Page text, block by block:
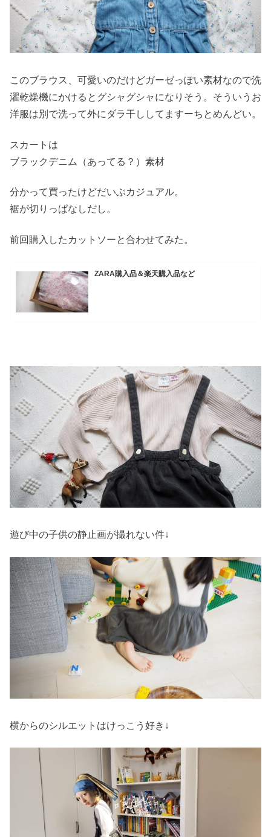
このブラウス、可愛いのだけどガーゼっぽい素材なので洗
濯乾燥機にかけるとグシャグシャになりそう。そういうお
洋服は別で洗って外にダラ干ししてますーちとめんどい。
スカートは
ブラックデニム（あってる？）素材
分かって買ったけどだいぶカジュアル。
裾が切りっぱなしだし。
前回購入したカットソーと合わせてみた。
ZARA購入品＆楽天購入品など
遊び中の子供の静止画が撮れない件↓
横からのシルエットはけっこう好き↓